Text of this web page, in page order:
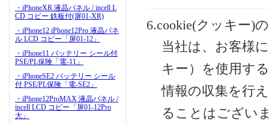
・iPhoneXR 液晶パネル / incell L
CD コピー 鉄板付(屏01-XR)
・iPhone12 iPhone12Pro 液晶パネ
ル LCD コピー「屏01-12」
・iPhone11 バッテリー シール付
PSE/PL保険「電-11」
・iPhoneSE2 バッテリー シール
付 PSE/PL保険「電-SE2」
・iPhone12ProMAX 液晶パネル /
incell LCD コピー「屏01-12Pro
大」
6.cookie(クッキー)
当社は、お客様
キー）を使用す
情報の収集を行
ることはござい